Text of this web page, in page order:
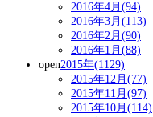
2016年4月(94)
2016年3月(113)
2016年2月(90)
2016年1月(88)
open2015年(1129)
2015年12月(77)
2015年11月(97)
2015年10月(114)